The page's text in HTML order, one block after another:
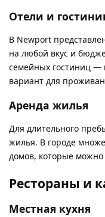
Отели и
В Newport
на любой вкус и
семейных гостиниц
вариант для
Аренда жилья
Для длительного
жилья. В городе
домов, которые
Рестораны и
Местная кухня